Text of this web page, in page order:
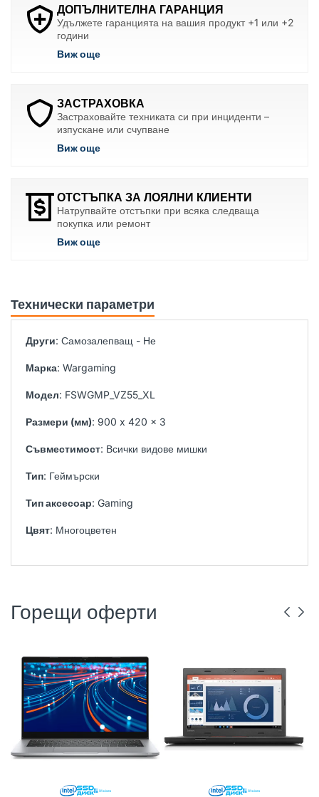
ДОПЪЛНИТЕЛНА ГАРАНЦИЯ
Удължете гаранцията на вашия продукт +1 или +2
години
Виж още
ЗАСТРАХОВКА
Застраховайте техниката си при инциденти –
изпускане или счупване
Виж още
ОТСТЪПКА ЗА ЛОЯЛНИ КЛИЕНТИ
Натрупвайте отстъпки при всяка следваща
покупка или ремонт
Виж още
Технически параметри
Други: Самозалепващ - Не
Марка: Wargaming
Модел: FSWGMP_VZ55_XL
Размери (мм): 900 x 420 x 3
Съвместимост: Всички видове мишки
Тип: Геймърски
Тип аксесоар: Gaming
Цвят: Многоцветен
Горещи оферти